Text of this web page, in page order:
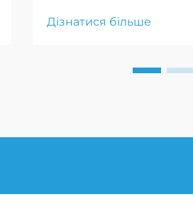
умов. Наші важкі шини
рухність навіть після
Дізнатися більше